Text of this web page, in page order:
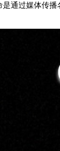
是通过媒体传